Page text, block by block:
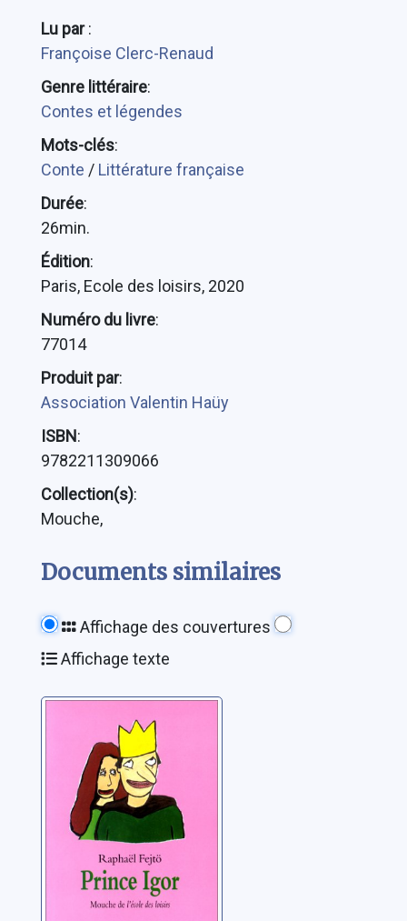
Lu par:
Françoise Clerc-Renaud
Genre littéraire:
Contes et légendes
Mots-clés:
Conte / Littérature française
Durée:
26min.
Édition:
Paris, Ecole des loisirs, 2020
Numéro du livre:
77014
Produit par:
Association Valentin Haüy
ISBN:
9782211309066
Collection(s):
Mouche,
Documents similaires
Affichage des couvertures
Affichage texte
Prince Igor
Fejtö, Raphaël